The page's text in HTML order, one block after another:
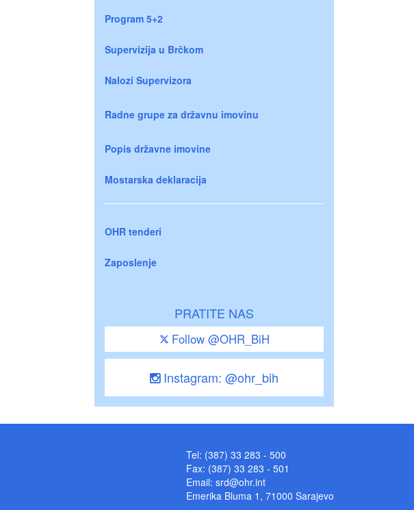
Program 5+2
Supervizija u Brčkom
Nalozi Supervizora
Radne grupe za državnu imovinu
Popis državne imovine
Mostarska deklaracija
OHR tenderi
Zaposlenje
PRATITE NAS
Follow @OHR_BiH
Instagram: @ohr_bih
Tel: (387) 33 283 - 500
Fax: (387) 33 283 - 501
Email: srd@ohr.int
Emerika Bluma 1, 71000 Sarajevo